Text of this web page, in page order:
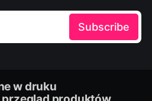
Subscribe
w druku